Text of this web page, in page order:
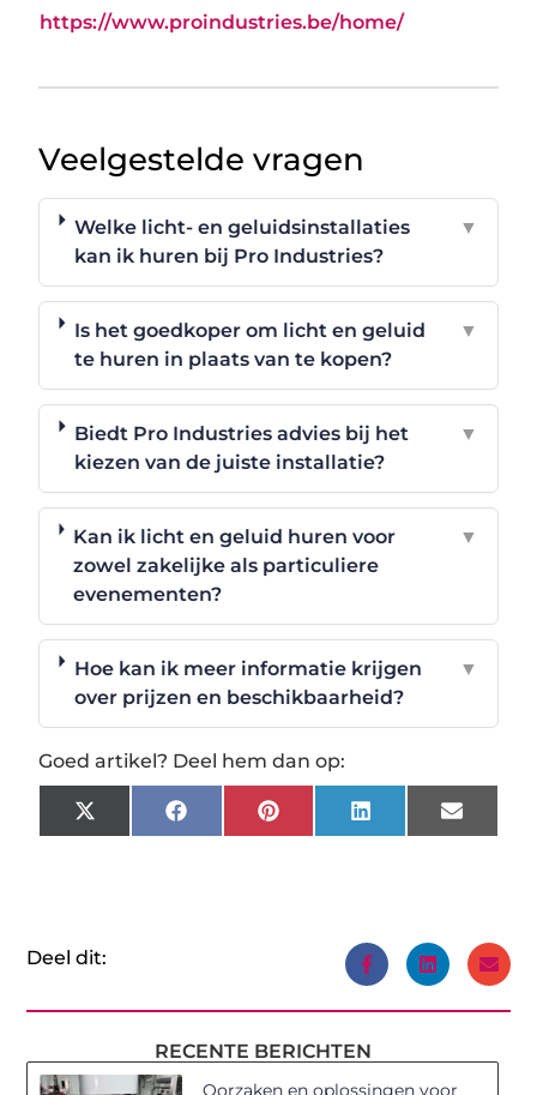
https://www.proindustries.be/home/
Veelgestelde vragen
Welke licht- en geluidsinstallaties
kan ik huren bij Pro Industries?
▼
Is het goedkoper om licht en geluid
te huren in plaats van te kopen?
▼
Biedt Pro Industries advies bij het
kiezen van de juiste installatie?
▼
Kan ik licht en geluid huren voor
zowel zakelijke als particuliere
evenementen?
▼
Hoe kan ik meer informatie krijgen
over prijzen en beschikbaarheid?
▼
Goed artikel? Deel hem dan op:
X
(Twitter)
FacebookPinterestLinkedInEmail
Deel dit:
RECENTE BERICHTEN
Oorzaken en oplossingen voor